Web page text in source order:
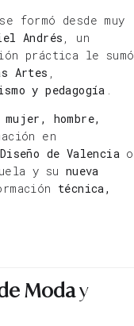
formó desde muy
Andrés , un
práctica le sumó
Artes ,
y pedagogía .
mujer, hombre,
en
de Valenciao
y su nueva
técnica,
Moday